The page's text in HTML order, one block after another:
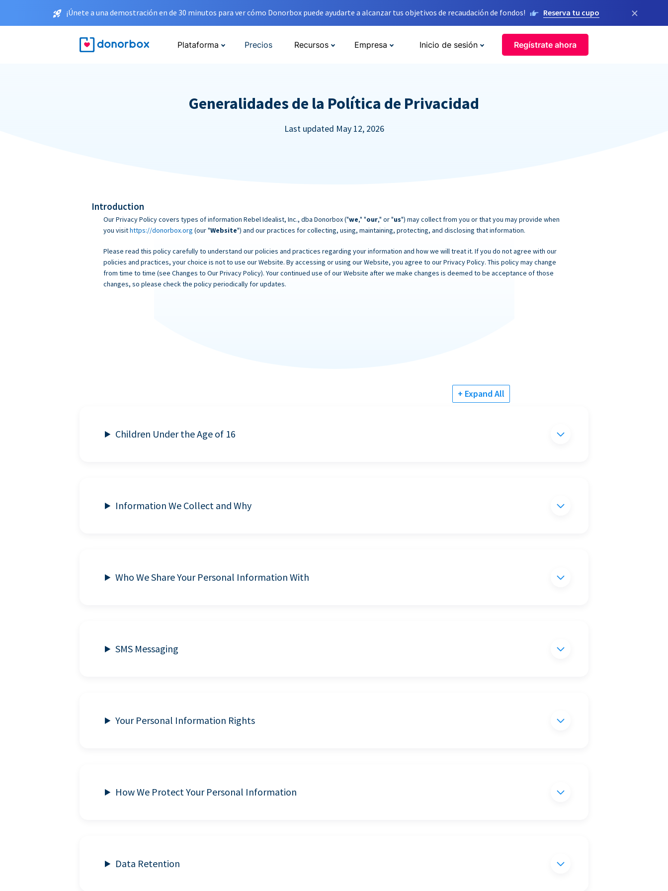
¡Únete a una demostración en de 30 minutos para ver cómo Donorbox puede ayudarte a alcanzar tus objetivos de recaudación de fondos! Reserva tu cupo ×
Plataforma Precios Recursos Empresa Inicio de sesión Regístrate ahora
Generalidades de la Política de Privacidad
Last updated May 12, 2026
Introduction
Our Privacy Policy covers types of information Rebel Idealist, Inc., dba Donorbox ("we," "our," or "us") may collect from you or that you may provide when
you visithttps://donorbox.org (our "Website") and our practices for collecting, using, maintaining, protecting, and disclosing that information.
Please read this policy carefully to understand our policies and practices regarding your information and how we will treat it. If you do not agree with our
policies and practices, your choice is not to use our Website. By accessing or using our Website, you agree to our Privacy Policy. This policy may change
from time to time (see Changes to Our Privacy Policy). Your continued use of our Website after we make changes is deemed to be acceptance of those
changes, so please check the policy periodically for updates.
+ Expand All
Children Under the Age of 16
Information We Collect and Why
Who We Share Your Personal Information With
SMS Messaging
Your Personal Information Rights
How We Protect Your Personal Information
Data Retention